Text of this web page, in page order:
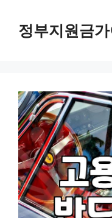
정부지원금